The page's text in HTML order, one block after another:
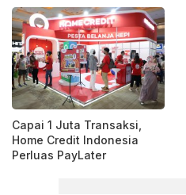
Capai 1 Juta Transaksi,
Home Credit Indonesia
Perluas PayLater